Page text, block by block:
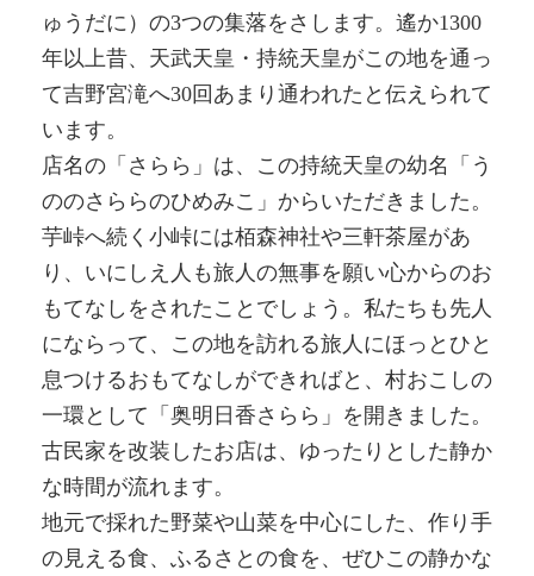
ゅうだに）の3つの集落をさします。遙か1300
年以上昔、天武天皇・持統天皇がこの地を通っ
て吉野宮滝へ30回あまり通われたと伝えられて
います。
店名の「さらら」は、この持統天皇の幼名「う
ののさららのひめみこ」からいただきました。
芋峠へ続く小峠には栢森神社や三軒茶屋があ
り、いにしえ人も旅人の無事を願い心からのお
もてなしをされたことでしょう。私たちも先人
にならって、この地を訪れる旅人にほっとひと
息つけるおもてなしができればと、村おこしの
一環として「奥明日香さらら」を開きました。
古民家を改装したお店は、ゆったりとした静か
な時間が流れます。
地元で採れた野菜や山菜を中心にした、作り手
の見える食、ふるさとの食を、ぜひこの静かな